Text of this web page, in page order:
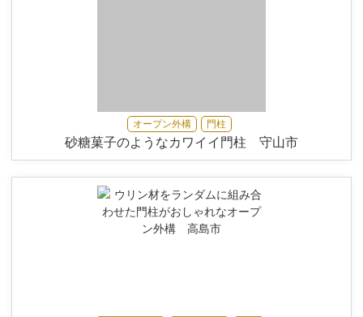
オープン外構 門柱
砂糖菓子のようなカワイイ門柱 守山市